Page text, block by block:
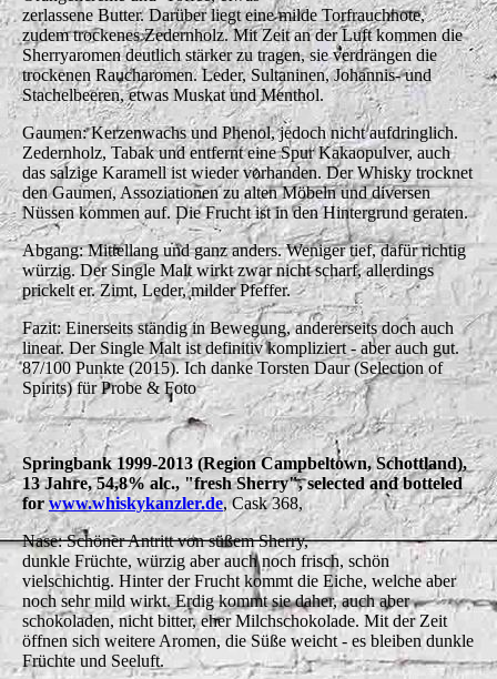
zerlassene Butter. Darüber liegt eine milde Torfrauchnote,
zudem trockenes Zedernholz. Mit Zeit an der Luft kommen die
Sherryaromen deutlich stärker zu tragen, sie verdrängen die
trockenen Raucharomen. Leder, Sultaninen, Johannis- und
Stachelbeeren, etwas Muskat und Menthol.
Gaumen: Kerzenwachs und Phenol, jedoch nicht aufdringlich.
Zedernholz, Tabak und entfernt eine Spur Kakaopulver, auch
das salzige Karamell ist wieder vorhanden. Der Whisky trocknet
den Gaumen, Assoziationen zu alten Möbeln und diversen
Nüssen kommen auf. Die Frucht ist in den Hintergrund geraten.
Abgang: Mittellang und ganz anders. Weniger tief, dafür richtig
würzig. Der Single Malt wirkt zwar nicht scharf, allerdings
prickelt er. Zimt, Leder, milder Pfeffer.
Fazit: Einerseits ständig in Bewegung, andererseits doch auch
linear. Der Single Malt ist definitiv kompliziert - aber auch gut.
87/100 Punkte (2015). Ich danke Torsten Daur (Selection of
Spirits) für Probe & Foto
Springbank 1999-2013 (Region Campbeltown, Schottland),
13 Jahre, 54,8% alc., "fresh Sherry", selected and botteled
forwww.whiskykanzler.de, Cask 368,
Nase: Schöner Antritt von süßem Sherry,
dunkle Früchte, würzig aber auch noch frisch, schön
vielschichtig. Hinter der Frucht kommt die Eiche, welche aber
noch sehr mild wirkt. Erdig kommt sie daher, auch aber
schokoladen, nicht bitter, eher Milchschokolade. Mit der Zeit
öffnen sich weitere Aromen, die Süße weicht - es bleiben dunkle
Früchte und Seeluft.